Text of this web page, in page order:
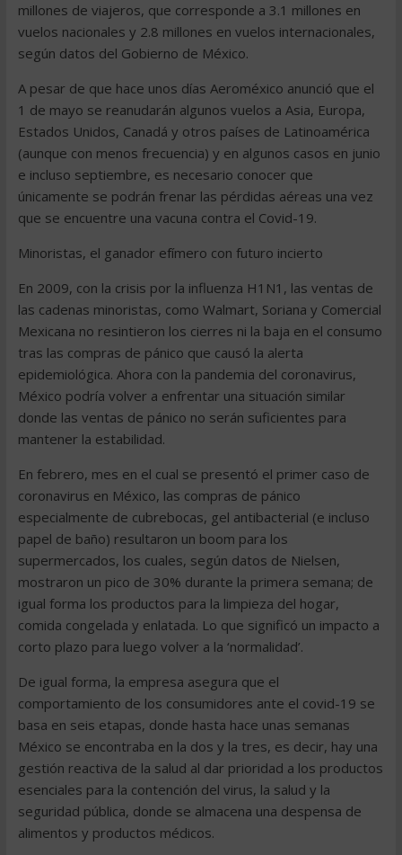
millones de viajeros, que corresponde a 3.1 millones en
vuelos nacionales y 2.8 millones en vuelos internacionales,
según datos del Gobierno de México.
A pesar de que hace unos días Aeroméxico anunció que el
1 de mayo se reanudarán algunos vuelos a Asia, Europa,
Estados Unidos, Canadá y otros países de Latinoamérica
(aunque con menos frecuencia) y en algunos casos en junio
e incluso septiembre, es necesario conocer que
únicamente se podrán frenar las pérdidas aéreas una vez
que se encuentre una vacuna contra el Covid-19.
Minoristas, el ganador efímero con futuro incierto
En 2009, con la crisis por la influenza H1N1, las ventas de
las cadenas minoristas, como Walmart, Soriana y Comercial
Mexicana no resintieron los cierres ni la baja en el consumo
tras las compras de pánico que causó la alerta
epidemiológica. Ahora con la pandemia del coronavirus,
México podría volver a enfrentar una situación similar
donde las ventas de pánico no serán suficientes para
mantener la estabilidad.
En febrero, mes en el cual se presentó el primer caso de
coronavirus en México, las compras de pánico
especialmente de cubrebocas, gel antibacterial (e incluso
papel de baño) resultaron un boom para los
supermercados, los cuales, según datos de Nielsen,
mostraron un pico de 30% durante la primera semana; de
igual forma los productos para la limpieza del hogar,
comida congelada y enlatada. Lo que significó un impacto a
corto plazo para luego volver a la ‘normalidad’.
De igual forma, la empresa asegura que el
comportamiento de los consumidores ante el covid-19 se
basa en seis etapas, donde hasta hace unas semanas
México se encontraba en la dos y la tres, es decir, hay una
gestión reactiva de la salud al dar prioridad a los productos
esenciales para la contención del virus, la salud y la
seguridad pública, donde se almacena una despensa de
alimentos y productos médicos.